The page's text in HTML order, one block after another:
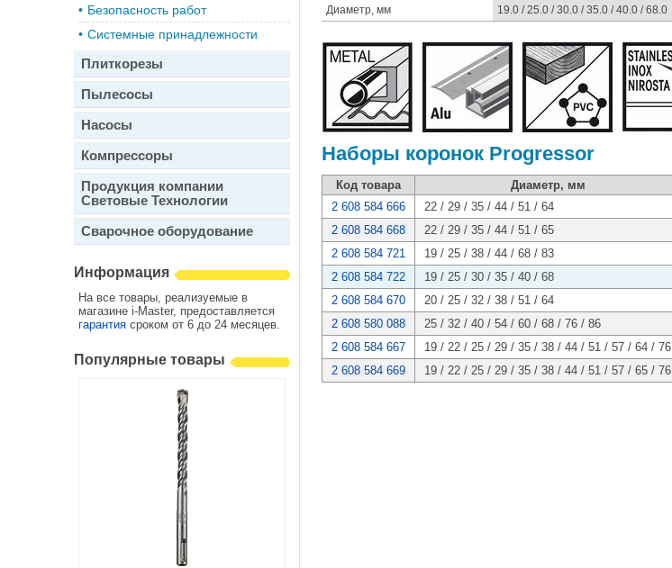
• Безопасность работ
• Системные принадлежности
Плиткорезы
Пылесосы
Насосы
Компрессоры
Продукция компании
Световые Технологии
Сварочное оборудование
Информация
На все товары, реализуемые в
магазине i-Master, предоставляется
гарантия сроком от 6 до 24 месяцев.
Популярные товары
Диаметр, мм
19.0 / 25.0 / 30.0 / 35.0 / 40.0 / 68.0
Наборы коронок Progressor
Код товара Диаметр, мм
2 608 584 666
22 / 29 / 35 / 44 / 51 / 64
2 608 584 668
22 / 29 / 35 / 44 / 51 / 65
2 608 584 721
19 / 25 / 38 / 44 / 68 / 83
2 608 584 722
19 / 25 / 30 / 35 / 40 / 68
2 608 584 670
20 / 25 / 32 / 38 / 51 / 64
2 608 580 088
25 / 32 / 40 / 54 / 60 / 68 / 76 / 86
2 608 584 667
19 / 22 / 25 / 29 / 35 / 38 / 44 / 51 / 57 / 64 / 76
2 608 584 669
19 / 22 / 25 / 29 / 35 / 38 / 44 / 51 / 57 / 65 / 76